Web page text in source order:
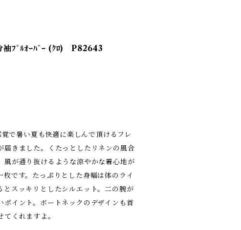
ﾌﾟﾙｵｰﾊﾞｰ (ｸﾛ) P82643
で暑い夏も快適に楽しんで頂けるフレ
届きました。くたっとしたリネンの風合
風が通り抜けるような涼やかな着心地が
枚です。たっぷりとした身幅は体のライ
とスッキリとしたシルエット。二の腕が
ポイント。ボートネックのデザインも首
くれますよ。